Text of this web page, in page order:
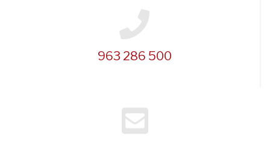
963 286 500